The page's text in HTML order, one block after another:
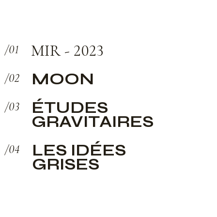
MIR - 2023
MOON
ÉTUDES
GRAVITAIRES
LES IDÉES
GRISES